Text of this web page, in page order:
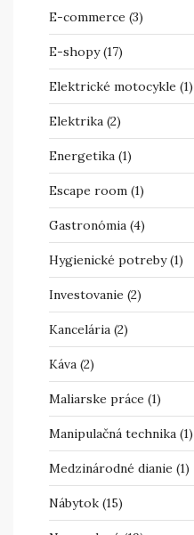
E-commerce (3)
E-shopy(17)
Elektrické motocykle (1)
Elektrika (2)
Energetika (1)
Escape room (1)
Gastronómia (4)
Hygienické potreby(1)
Investovanie (2)
Kancelária (2)
Káva (2)
Maliarske práce (1)
Manipulačná technika (1)
Medzinárodné dianie (1)
Nábytok (15)